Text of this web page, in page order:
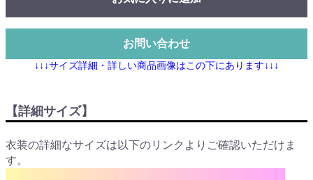
お問い合わせ
↓↓↓サイズ詳細・詳しい商品画像はこの下にあります↓↓↓
【詳細サイズ】
衣装の詳細なサイズは以下のリンクよりご確認いただけま
す。